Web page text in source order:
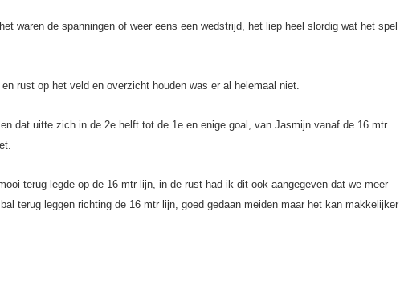
waren de spanningen of weer eens een wedstrijd, het liep heel slordig wat het spel
rust op het veld en overzicht houden was er al helemaal niet.
dat uitte zich in de 2e helft tot de 1e en enige goal, van Jasmijn vanaf de 16 mtr
terug legde op de 16 mtr lijn, in de rust had ik dit ook aangegeven dat we meer
terug leggen richting de 16 mtr lijn, goed gedaan meiden maar het kan makkelijker